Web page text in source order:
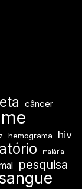
câncer
hemograma
hiv
malária
pesquisa